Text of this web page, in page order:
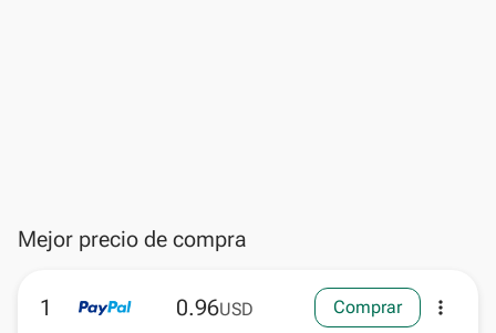
Mejor precio de compra
1 0.96USD Comprar more_vert